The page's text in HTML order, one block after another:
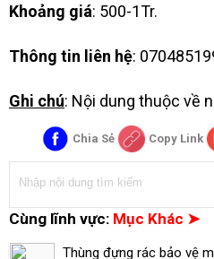
Khoảng giá: 500-1Tr.
Thông tin liên hệ:
Ghi chú: Nội dung thuộc về
Chia Sẻ Copy Link
Cùng lĩnh vực: Mục Khác ➤
Thùng đựng rác bảo vệ